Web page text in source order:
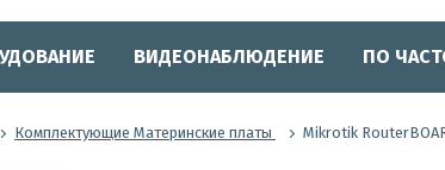
ВИДЕОНАБЛЮДЕНИЕ ПО
Комплектующие Материнские платы Mikrotik